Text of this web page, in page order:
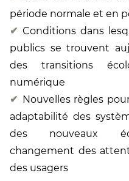
période normale et en
Conditions dans
publics se trouvent
des transitions
numérique
Nouvelles règles
adaptabilité des
des nouveaux
changement des
des usagers